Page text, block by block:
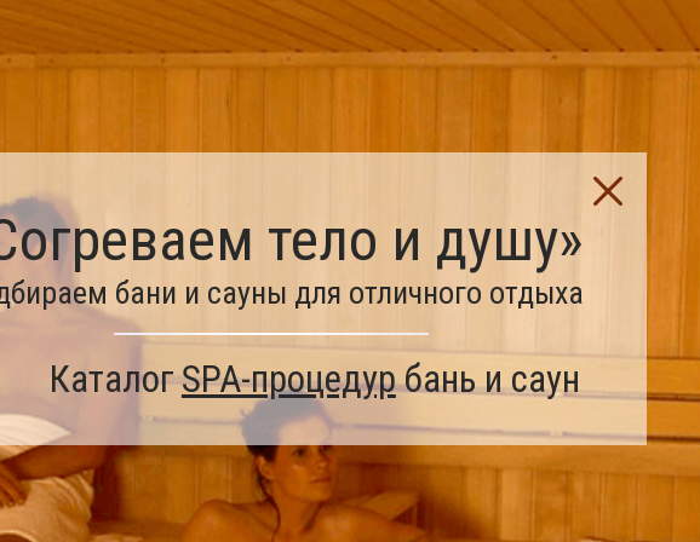
тело и душу»
бани и сауны для отличного отдыха
КаталогSPA-процедурбань и саун